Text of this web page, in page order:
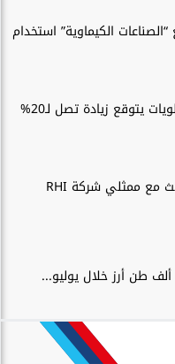
الكيماوية” استخدام
رئيس شعبة الحلويات يتوقع زيادة تصل لـ20%
وزير الصناعة يبحث مع ممثلي شركة RHI